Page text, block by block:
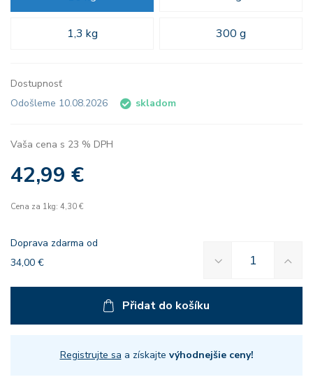
1,3 kg 300 g
Dostupnosť
Odošleme 10.08.2026
skladom
Vaša cena s 23 % DPH
42,99 €
Cena za 1kg: 4,30 €
Doprava zdarma od
34,00 €
Přidat do košíku
Registrujte sa a získajte výhodnejšie ceny!